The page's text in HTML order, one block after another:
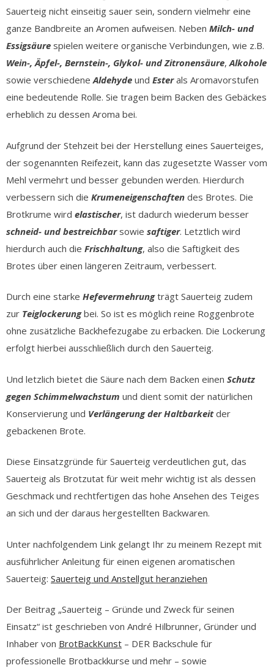
Sauerteig nicht einseitig sauer sein, sondern vielmehr eine
ganze Bandbreite an Aromen aufweisen. Neben Milch- und
Essigsäure spielen weitere organische Verbindungen, wie z.B.
Wein-, Äpfel-, Bernstein-, Glykol- und Zitronensäure,Alkohole
sowie verschiedeneAldehyde und Esterals Aromavorstufen
eine bedeutende Rolle. Sie tragen beim Backen des Gebäckes
erheblich zu dessen Aroma bei.
Aufgrund der Stehzeit bei der Herstellung eines Sauerteiges,
der sogenannten Reifezeit, kann das zugesetzte Wasser vom
Mehl vermehrt und besser gebunden werden. Hierdurch
verbessern sich die Krumeneigenschaften des Brotes. Die
Brotkrume wird elastischer, ist dadurch wiederum besser
schneid- und bestreichbarsowie saftiger. Letztlich wird
hierdurch auch die Frischhaltung, also die Saftigkeit des
Brotes über einen längeren Zeitraum, verbessert.
Durch eine starke Hefevermehrungträgt Sauerteig zudem
zur Teiglockerungbei. So ist es möglich reine Roggenbrote
ohne zusätzliche Backhefezugabe zu erbacken. Die Lockerung
erfolgt hierbei ausschließlich durch den Sauerteig.
Und letzlich bietet die Säure nach dem Backen einen Schutz
gegen Schimmelwachstum und dient somit der natürlichen
Konservierung und Verlängerung der Haltbarkeitder
gebackenen Brote.
Diese Einsatzgründe für Sauerteig verdeutlichen gut, das
Sauerteig als Brotzutat für weit mehr wichtig ist als dessen
Geschmack und rechtfertigen das hohe Ansehen des Teiges
an sich und der daraus hergestellten Backwaren.
Unter nachfolgendem Link gelangt Ihr zu meinem Rezept mit
ausführlicher Anleitung für einen eigenen aromatischen
Sauerteig: Sauerteig und Anstellgut heranziehen
Der Beitrag „Sauerteig – Gründe und Zweck für seinen
Einsatz“ ist geschrieben von André Hilbrunner, Gründer und
Inhaber von BrotBackKunst – DER Backschule für
professionelle Brotbackkurse und mehr – sowie